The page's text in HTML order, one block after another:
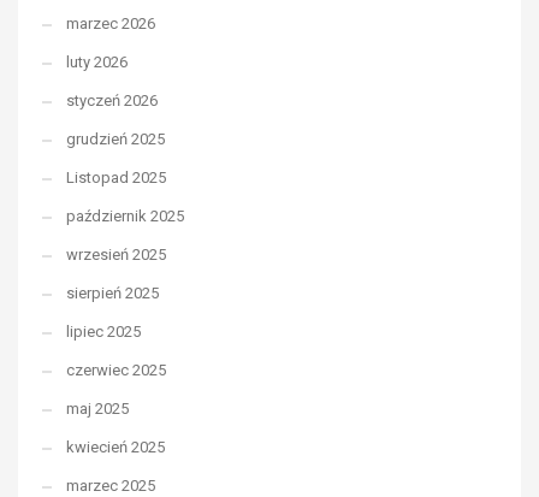
marzec 2026
luty 2026
styczeń 2026
grudzień 2025
Listopad 2025
październik 2025
wrzesień 2025
sierpień 2025
lipiec 2025
czerwiec 2025
maj 2025
kwiecień 2025
marzec 2025